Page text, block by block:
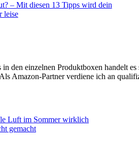
– Mit diesen 13 Tipps wird dein
leise
den einzelnen Produktboxen handelt
Amazon-Partner verdiene ich an
Luft im Sommer wirklich
gemacht